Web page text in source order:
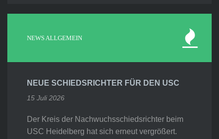
NEWS ALLGEMEIN
NEUE SCHIEDSRICHTER FÜR DEN USC
15 Juli 2026
Der Kreis der Nachwuchsschiedsrichter beim
USC Heidelberg hat sich erneut vergrößert.